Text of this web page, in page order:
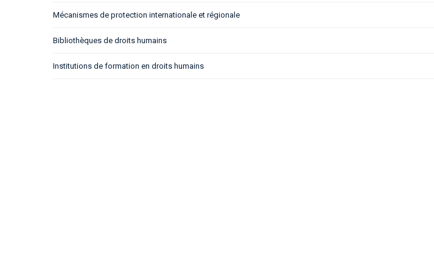
Mécanismes de protection internationale et régionale
Bibliothèques de droits humains
Institutions de formation en droits humains